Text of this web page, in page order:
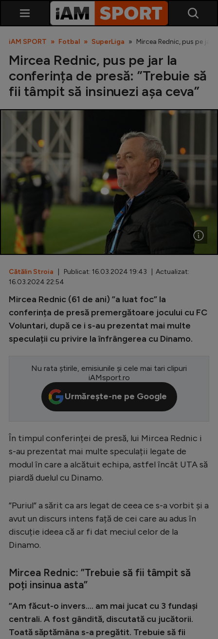
SuperLiga
Liga 2
Cupa României
Echipa Națională
U21
Diverse
Inedit
Champions League
Conference League
CM 2026
Premier League
Serie A
Bundesliga
Campionate
Starurile fotbalului
Clasamente
Tenis
iAM SPORT Fotbal SuperLiga Mircea Rednic, pus pe jar
Mircea Rednic, pus pe jar la
conferința de presă: ”Trebuie să
fii tâmpit să insinuezi așa ceva”
Cătălin Stroia | Publicat: 16.03.2024 19:43 | Actualizat:
16.03.2024 22:54
Mircea Rednic (61 de ani) ”a luat foc” la
conferința de presă premergătoare jocului cu FC
Voluntari, după ce i s-au prezentat mai multe
speculații cu privire la înfrângerea cu Dinamo.
Nu rata știrile, emisiunile și cele mai tari clipuri
iAMsport.ro
Urmărește-ne pe Google
În timpul conferinței de presă, lui Mircea Rednic i
s-au prezentat mai multe speculații legate de
modul în care a alcătuit echipa, astfel încât UTA să
piardă duelul cu Dinamo.
”Puriul” a sărit ca ars legat de ceea ce s-a vorbit și a
avut un discurs intens față de cei care au adus în
discuție ideea că ar fi dat meciul celor de la
Dinamo.
Mircea Rednic: ”Trebuie să fii tâmpit să
poți insinua asta”
”Am făcut-o invers.... am mai jucat cu 3 fundași
centrali. A fost gândită, discutată cu jucătorii.
Toată săptămâna s-a pregătit. Trebuie să fii